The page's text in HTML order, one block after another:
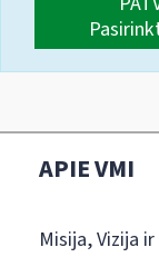
APIE VMI
Misija, Vizija